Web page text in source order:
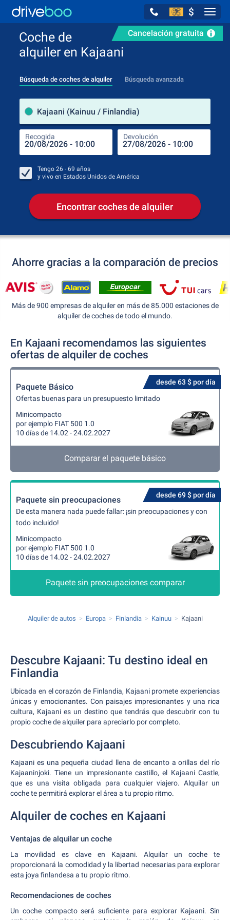
$
Cancelación gratuita
Coche de
alquiler en Kajaani
Búsqueda de coches de alquiler Búsqueda avanzada
Kajaani (Kainuu / Finlandia)
Recogida Devolución
Tengo 26 - 69 años
y vivo en Estados Unidos de América
Encontrar coches de alquiler
Ahorre gracias a la comparación de precios
Más de 900 empresas de alquiler en más de 85.000 estaciones de
alquiler de coches de todo el mundo.
En Kajaani recomendamos las siguientes
ofertas de alquiler de coches
desde 63 $ por día
Paquete Básico
Ofertas buenas para un presupuesto limitado
Minicompacto
por ejemplo FIAT 500 1.0
10 días de 14.02 - 24.02.2027
Comparar el paquete básico
desde 69 $ por día
Paquete sin preocupaciones
De esta manera nada puede fallar: ¡sin preocupaciones y con
todo incluido!
Minicompacto
por ejemplo FIAT 500 1.0
10 días de 14.02 - 24.02.2027
Paquete sin preocupaciones comparar
Alquiler de autos Europa Finlandia Kainuu Kajaani
Descubre Kajaani: Tu destino ideal en
Finlandia
Ubicada en el corazón de Finlandia, Kajaani promete experiencias
únicas y emocionantes. Con paisajes impresionantes y una rica
cultura, Kajaani es un destino que tendrás que descubrir con tu
propio coche de alquiler para apreciarlo por completo.
Descubriendo Kajaani
Kajaani es una pequeña ciudad llena de encanto a orillas del río
Kajaaninjoki. Tiene un impresionante castillo, el Kajaani Castle,
que es una visita obligada para cualquier viajero. Alquilar un
coche te permitirá explorar el área a tu propio ritmo.
Alquiler de coches en Kajaani
Ventajas de alquilar un coche
La movilidad es clave en Kajaani. Alquilar un coche te
proporcionará la comodidad y la libertad necesarias para explorar
esta joya finlandesa a tu propio ritmo.
Recomendaciones de coches
Un coche compacto será suficiente para explorar Kajaani. Sin